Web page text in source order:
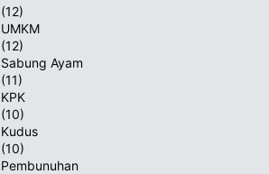
(12)
UMKM
(12)
Sabung Ayam
(11)
KPK
(10)
Kudus
(10)
Pembunuhan